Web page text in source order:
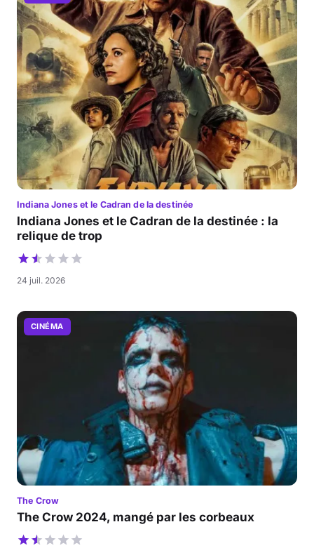
Indiana Jones et le Cadran de la destinée
Indiana Jones et le Cadran de la destinée : la
relique de trop
24 juil. 2026
CINÉMA
The Crow
The Crow 2024, mangé par les corbeaux